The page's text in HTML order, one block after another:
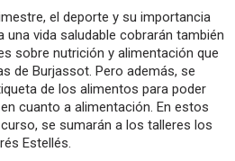
el deporte y su importancia
vida saludable cobrarán también
sobre nutrición y alimentación que
de Burjassot. Pero además, se
de los alimentos para poder
cuanto a alimentación. En estos
se sumarán a los talleres los
Estellés.